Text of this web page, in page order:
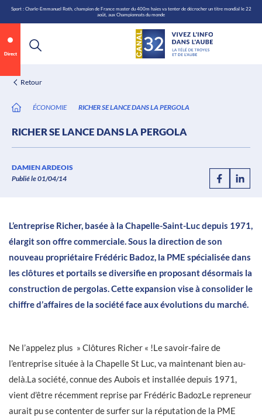
Aller
au
contenu
Sport : Charle-Emmanuel Roth, champion de France master du 400m haies va tenter de décrocher un titre mondial le 22
août, aux Championnats du monde
Direct
Retour
ÉCONOMIE RICHER SE LANCE DANS LA PERGOLA
RICHER SE LANCE DANS LA PERGOLA
DAMIEN ARDEOIS
Publié le 01/04/14
0:06 / 0:12
L’entreprise Richer, basée à la Chapelle-Saint-Luc depuis 1971,
élargit son offre commerciale. Sous la direction de son
nouveau propriétaire Frédéric Badoz, la PME spécialisée dans
les clôtures et portails se diversifie en proposant désormais la
construction de pergolas. Cette expansion vise à consolider le
chiffre d’affaires de la société face aux évolutions du marché.
Ne l’appelez plus » Clôtures Richer « !Le savoir-faire de
l’entreprise située à la Chapelle St Luc, va maintenant bien au-
delà.La société, connue des Aubois et installée depuis 1971,
vient d’être récemment reprise par Frédéric BadozLe repreneur
aurait pu se contenter de surfer sur la réputation de la PME